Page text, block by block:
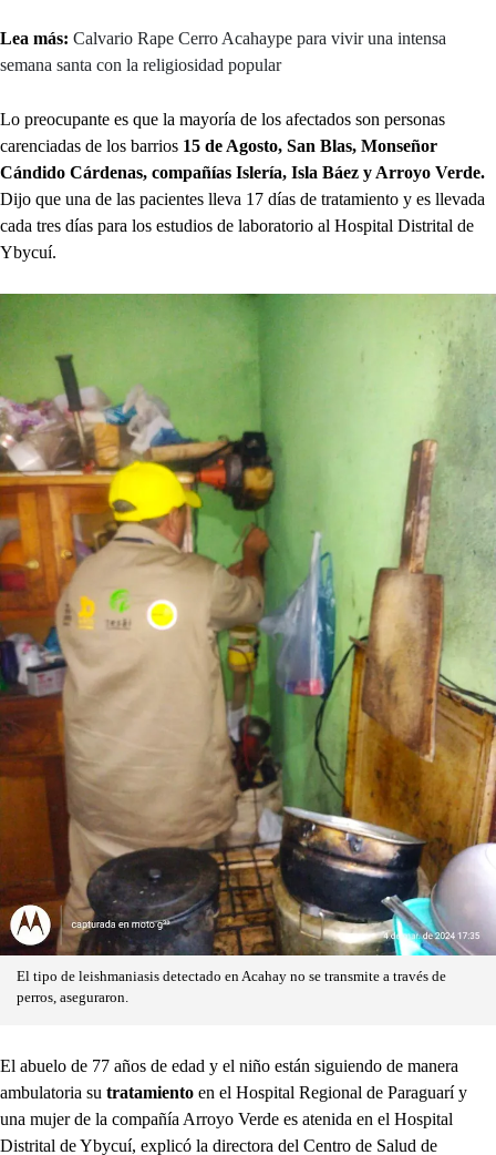
Lea más: Calvario Rape Cerro Acahaype para vivir una intensa
semana santa con la religiosidad popular
Lo preocupante es que la mayoría de los afectados son personas
carenciadas de los barrios 15 de Agosto, San Blas, Monseñor
Cándido Cárdenas, compañías Islería, Isla Báez y Arroyo Verde.
Dijo que una de las pacientes lleva 17 días de tratamiento y es llevada
cada tres días para los estudios de laboratorio al Hospital Distrital de
Ybycuí.
El tipo de leishmaniasis detectado en Acahay no se transmite a través de
perros, aseguraron.
El abuelo de 77 años de edad y el niño están siguiendo de manera
ambulatoria su tratamiento en el Hospital Regional de Paraguarí y
una mujer de la compañía Arroyo Verde es atenida en el Hospital
Distrital de Ybycuí, explicó la directora del Centro de Salud de